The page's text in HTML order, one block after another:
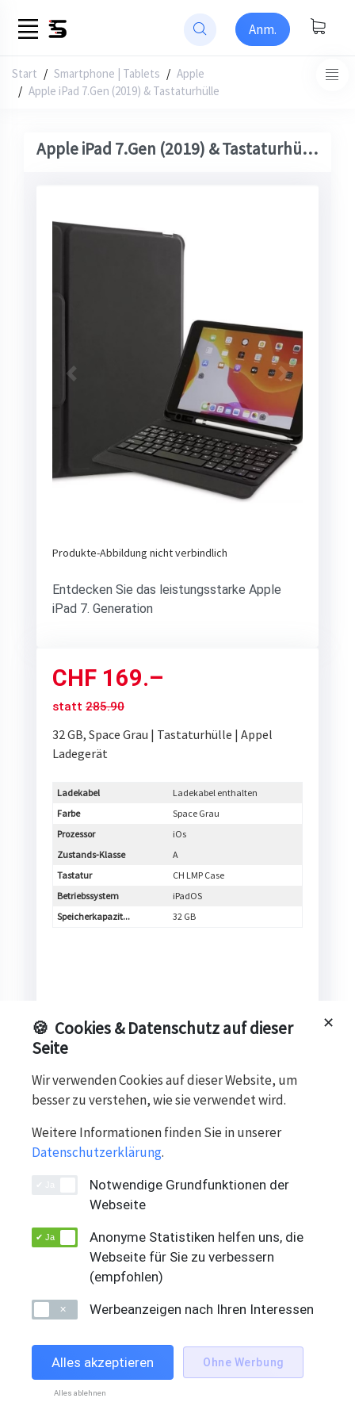
Anm.
Start / Smartphone | Tablets
Apple
Apple iPad 7.Gen (2019) & Tastaturhülle
Apple iPad 7.Gen (2019) & Tastaturhülle
Previous Next
Produkte-Abbildung nicht verbindlich
Entdecken Sie das leistungsstarke Apple
iPad 7. Generation
CHF 169.–
statt 285.90
32 GB, Space Grau | Tastaturhülle | Appel
Ladegerät
Ladekabel
Ladekabel enthalten
Farbe
Space Grau
Prozessor
iOs
Zustands-Klasse
A
Tastatur
CH LMP Case
Betriebssystem
iPadOS
Speicherkapazit...
32 GB
In den Warenkorb
Lieferfrist: 2 Werktage mit DHL Schweiz
Swiss Solution Group AG
Bahnhofstrasse 66
✕
🍪 Cookies & Datenschutz auf dieser
Seite
Wir verwenden Cookies auf dieser Website, um
besser zu verstehen, wie sie verwendet wird.
Weitere Informationen finden Sie in unserer
Datenschutzerklärung.
Notwendige Grundfunktionen der
Webseite
Anonyme Statistiken helfen uns, die
Webseite für Sie zu verbessern
(empfohlen)
Werbeanzeigen nach Ihren Interessen
Alles akzeptieren Ohne Werbung
Alles ablehnen